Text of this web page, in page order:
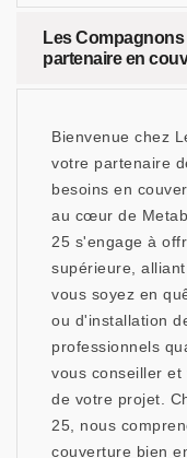
Les
partenaire en
Bienvenue chez
votre partenaire
besoins en
au cœur de
25 s'engage à
supérieure,
vous soyez en
ou d'installation
professionnels
vous conseiller et
de votre projet.
25, nous
couverture bien